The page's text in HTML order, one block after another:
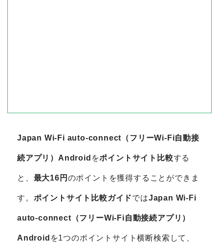
Japan Wi-Fi auto-connect（フリーWi-Fi自動接
続アプリ）Android をポイントサイト比較する
と、 最大16円 のポイントを獲得することができま
す。 ポイントサイト比較ガイドではJapan Wi-Fi
auto-connect（フリーWi-Fi自動接続アプリ）
Android を1つのポイントサイト横断検索して、